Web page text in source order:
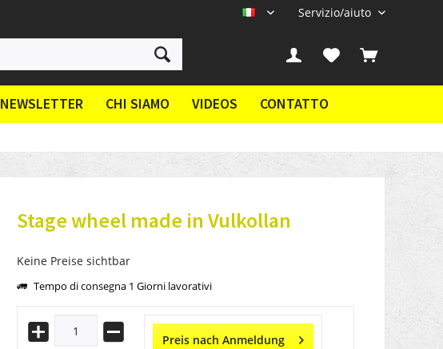
Servizio/aiuto
NEWSLETTER CHI SIAMO VIDEOS CONTATTO
Stage wheel made in Vulkollan
Keine Preise sichtbar
Tempo di consegna 1 Giorni lavorativi
Preis nach Anmeldung